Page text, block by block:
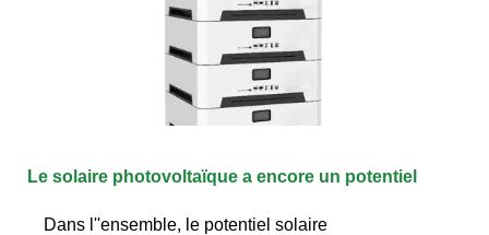
Le solaire photovoltaïque a encore un potentiel
Dans l''ensemble, le potentiel solaire